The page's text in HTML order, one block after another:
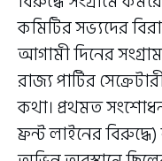
কমিটির সভ্যদের
আগামী দিনের
রাজ্য পার্টির
কথা। প্রথমত
ফ্রন্ট লাইনের